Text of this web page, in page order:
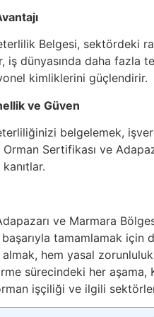
Belgesi, sektördeki
iş dünyasında daha fazla
kimliklerini güçlendirir.
ve Güven
belgelemek,
Orman Sertifikası ve
ve Marmara
tamamlamak için
almak, hem yasal
sürecindeki her
işçiliği ve ilgili